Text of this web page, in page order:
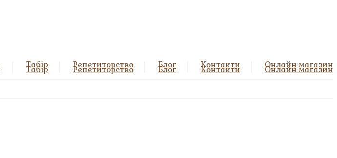
Табір Репетиторство Блог Контакти Онлайн магазин
Табір Репетиторство Блог Контакти Онлайн магазин